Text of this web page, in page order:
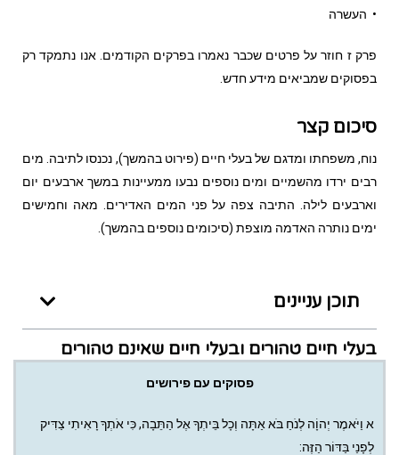
• העשרה
פרק ז חוזר על פרטים שכבר נאמרו בפרקים הקודמים. אנו נתמקד רק
בפסוקים שמביאים מידע חדש.
סיכום קצר
נוח, משפחתו ומדגם של בעלי חיים (פירוט בהמשך), נכנסו לתיבה. מים
רבים ירדו מהשמיים ומים נוספים נבעו ממעיינות במשך ארבעים יום
וארבעים לילה. התיבה צפה על פני המים האדירים. מאה וחמישים
ימים נותרה האדמה מוצפת (סיכומים נוספים בהמשך).
תוכן עניינים
בעלי חיים טהורים ובעלי חיים שאינם טהורים
פסוקים עם פירושים
א וַיֹּאמֶר יְהוָֹה לְנֹחַ בֹּא אַתָּה וְכָל בֵּיתְךָ אֶל הַתֵּבָה, כִּי אֹתְךָ רָאִיתִי צַדִּיק
לְפָנַי בַּדּוֹר הַזֶּה: